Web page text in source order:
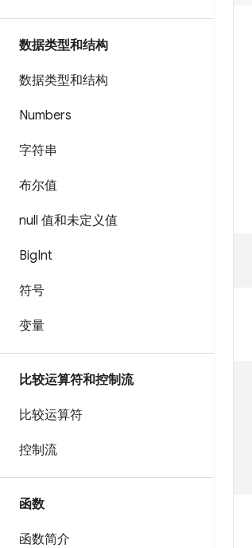
数据类型和结构
数据类型和结构
Numbers
字符串
布尔值
null 值和未定义值
BigInt
符号
变量
比较运算符和控制流
比较运算符
控制流
函数
函数简介